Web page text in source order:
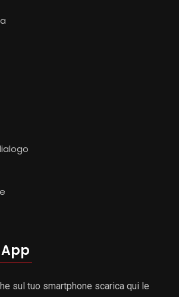
sul tuo smartphone scarica qui le